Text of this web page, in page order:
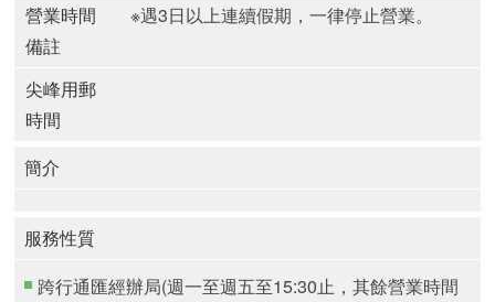
營業時間
備註
※遇3日以上連續假期，一律停止營業。
尖峰用郵
時間
簡介
服務性質
跨行通匯經辦局(週一至週五至15:30止，其餘營業時間